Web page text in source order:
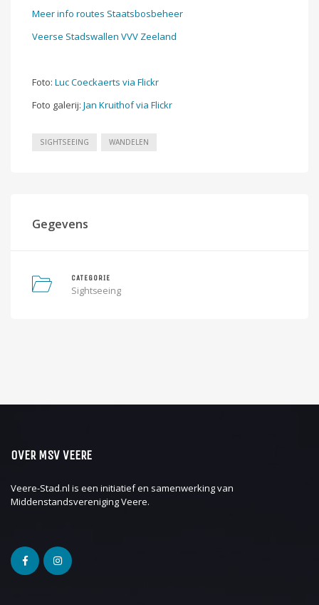
Meer info routes Staatsbosbeheer
Veerse Stadswallen VVV Zeeland
Foto: Luc Coeckaerts via Flickr
Foto galerij: Jan Kruithof via Flickr
SIGHTSEEING WANDELEN
Gegevens
CATEGORIE
Sightseeing
OVER MSV VEERE
Veere-Stad.nl is een initiatief en samenwerking van
Middenstandsvereniging Veere.